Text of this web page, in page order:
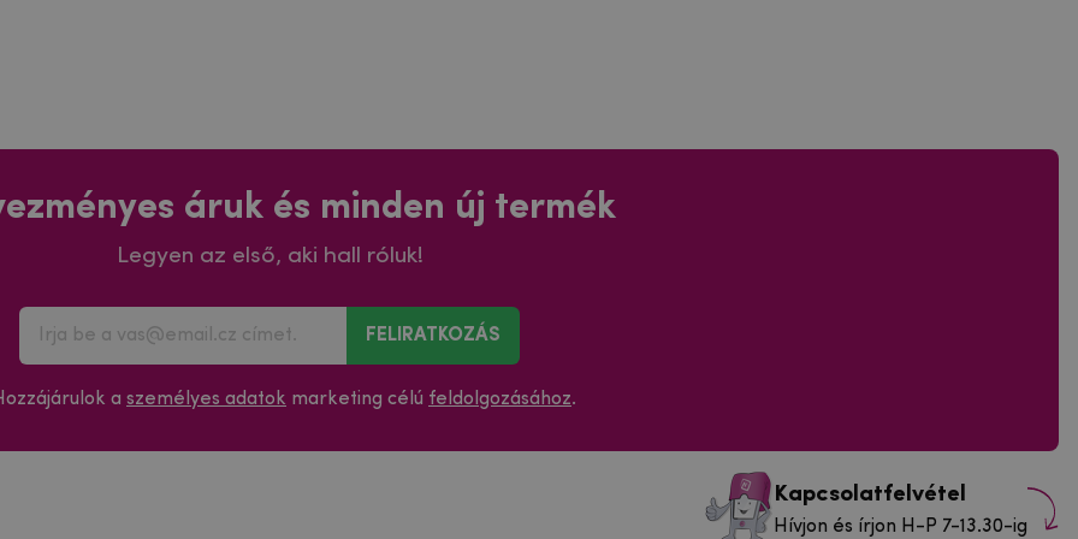
áruk és minden új termék
Legyen az első, aki hall róluk!
FELIRATKOZÁS
a személyes adatok marketing célú feldolgozásához.
Kapcsolatfelvétel
Hívjon és írjon H-P 7-13.30-ig